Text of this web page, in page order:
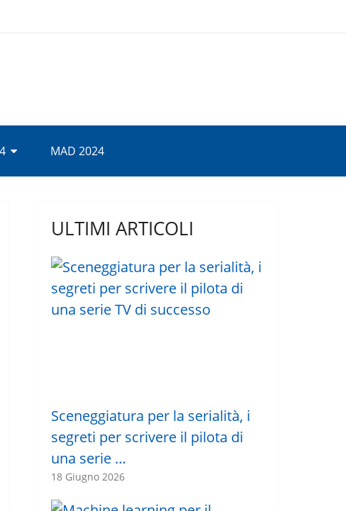
MAD 2024
ULTIMI ARTICOLI
Sceneggiatura per la serialità, i
segreti per scrivere il pilota di
una serie …
18 Giugno 2026